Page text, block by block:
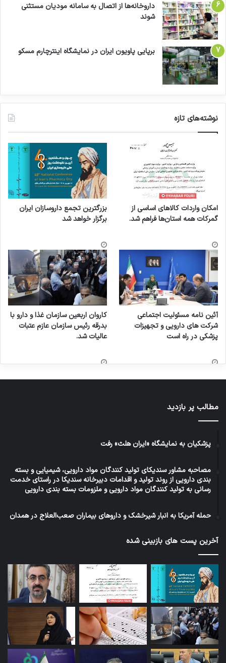
داروخانه‌ها از اتصال به سامانه مودیان مستثنی
شوند
برپایی پاویون ایران در نمایشگاه اینترچارم مسکو
نوشته‌های تازه
امکان واردات کالاهای اساسی از
گمرکات همه استان‌ها فراهم شد.
بزرگترین تجمع داروسازان ایران
برگزار خواهد شد
آئین نامه مسئولیت اجتماعی
شرکت های دارویی و تجهیزات
پزشکی در راه است
کاروان اربعین سازمان غذا و دارو با
بدرقه رئیس سازمان عازم عتبات
عالیات شد.
مطالب پر بازدید
پزشکیان به نمایشگاه «ایران هلث» رفت
مصاحبه مشاور سندیکای تولید کنندگان مواد دارویی، شیمیایی و بسته
بندی دارویی از روند تولید و اقدامات دبیرخانه سندیکا در راستای خدمت
رسانی به تولید کنندگان مواد دارویی و ملزومات بسته بندی دارویی
حمله آمریکا به انبار شیرخشک و داروهای بیماران صعب‌العلاج در همدان
آخرین پست های بازبینی شده